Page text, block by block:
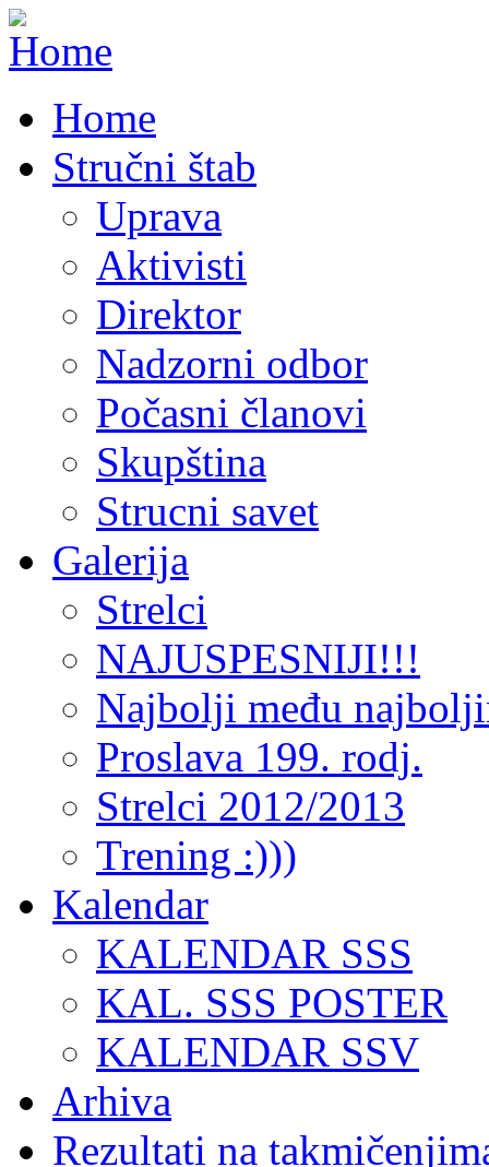
Home
Stručni štab
Uprava
Aktivisti
Direktor
Nadzorni odbor
Počasni članovi
Skupština
Strucni savet
Galerija
Strelci
NAJUSPESNIJI!!!
Najbolji među
Proslava 199. rodj.
Strelci 2012/2013
Trening :)))
Kalendar
KALENDAR SSS
KAL. SSS POSTER
KALENDAR SSV
Arhiva
Rezultati na